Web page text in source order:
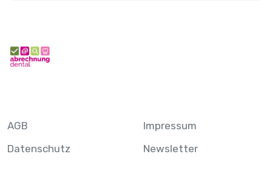
AGB
Datenschutz
Impressum
Newsletter